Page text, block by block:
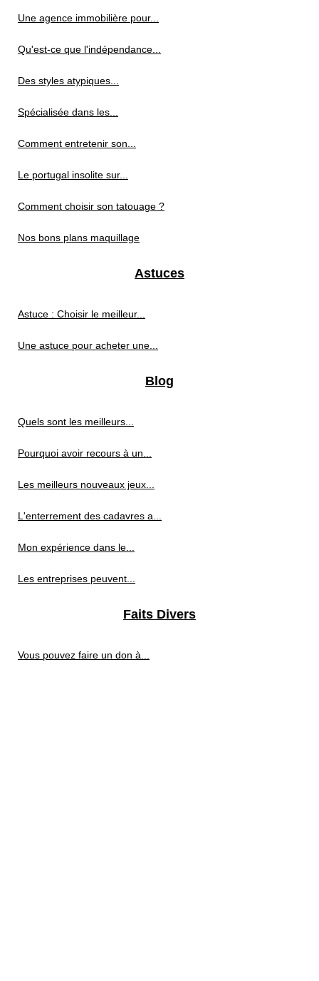
Une agence immobilière pour...
Qu'est-ce que l'indépendance...
Des styles atypiques...
Spécialisée dans les...
Comment entretenir son...
Le portugal insolite sur...
Comment choisir son tatouage ?
Nos bons plans maquillage
Astuces
Astuce : Choisir le meilleur...
Une astuce pour acheter une...
Blog
Quels sont les meilleurs...
Pourquoi avoir recours à un...
Les meilleurs nouveaux jeux...
L'enterrement des cadavres a...
Mon expérience dans le...
Les entreprises peuvent...
Faits Divers
Vous pouvez faire un don à...